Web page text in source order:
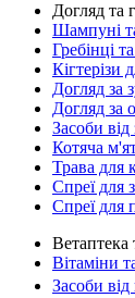
Догляд та
Шампуні
Гребінці
Кігтерізи
Догляд за
Догляд за
Засоби від
Котяча
Трава для
Спреї для
Спреї для
Ветаптека
Вітаміни
Засоби від